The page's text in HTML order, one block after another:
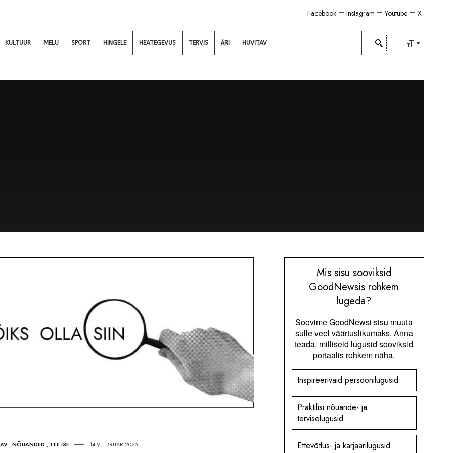
X
Youtube
Instagram
Facebook
KULTUUR MELU SPORT HINGELE HEATEGEVUS TERVIS ÄRI HUVITAV
KESKMINE
,NÕUANDED , TEE ISE 14.VEEBRUAR 2026
Mis sisu sooviksid
GoodNewsis rohkem
lugeda?
Soovime GoodNewsi sisu muuta
sulle veel väärtuslikumaks. Anna
teada, milliseid lugusid sooviksid
portaalis rohkem näha.
Inspireerivaid persoonilugusid
Praktilisi nõuande- ja
terviselugusid
Ettevõtlus- ja karjäärilugusid